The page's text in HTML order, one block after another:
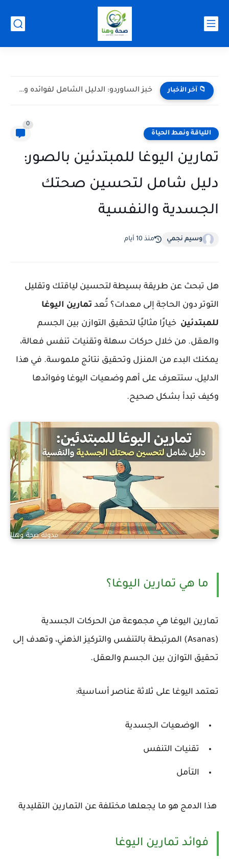
📁 آخر الأخبار هل تعاني من الأرق والشد العضلي؟ إليك 10 علامات قد...
اللياقة ونمط الحياة
0
تمارين اليوغا للمبتدئين بالصور:
دليل شامل لتحسين صحتك
الجسدية والنفسية
وسيم نجمي منذ 10 أيام
هل تبحث عن طريقة بسيطة لتحسين لياقتك وتقليل
التوتر دون الحاجة إلى معدات؟ تُعد تمارين اليوغا
للمبتدئين خيارًا مثاليًا لتحقيق التوازن بين الجسم
والعقل. من خلال حركات سهلة وتقنيات تنفس فعالة،
يمكنك البدء من المنزل وتحقيق نتائج ملموسة. في هذا
الدليل، ستتعرف على أهم وضعيات اليوغا وفوائدها
وكيف تبدأ بشكل صحيح.
ما هي تمارين اليوغا؟
تمارين اليوغا هي مجموعة من الحركات الجسدية
(Asanas) المرتبطة بالتنفس والتركيز الذهني، وتهدف إلى
تحقيق التوازن بين الجسم والعقل.
تعتمد اليوغا على ثلاثة عناصر أساسية:
الوضعيات الجسدية
تقنيات التنفس
التأمل
هذا الدمج هو ما يجعلها مختلفة عن التمارين التقليدية
فوائد تمارين اليوغا